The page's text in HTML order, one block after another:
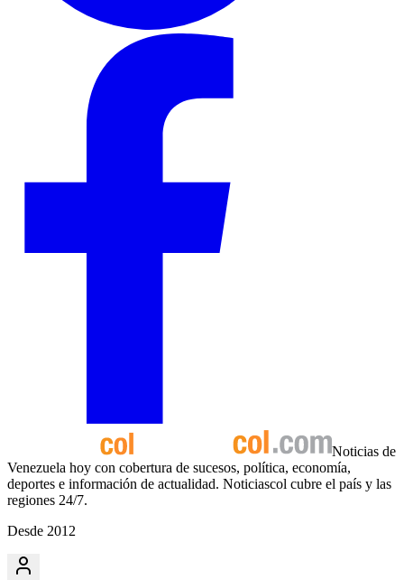
Noticias de
Venezuela hoy con cobertura de sucesos, política, economía,
deportes e información de actualidad. Noticiascol cubre el país y las
regiones 24/7.
Desde 2012